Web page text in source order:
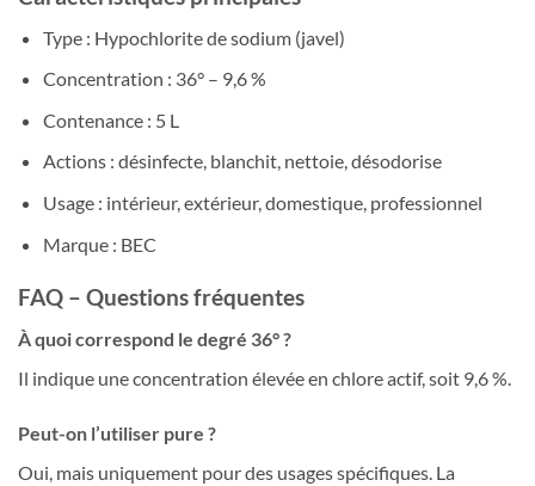
Type : Hypochlorite de sodium (javel)
Concentration : 36° – 9,6 %
Contenance : 5 L
Actions : désinfecte, blanchit, nettoie, désodorise
Usage : intérieur, extérieur, domestique, professionnel
Marque : BEC
FAQ – Questions fréquentes
À quoi correspond le degré 36° ?
Il indique une concentration élevée en chlore actif, soit 9,6 %.
Peut-on l’utiliser pure ?
Oui, mais uniquement pour des usages spécifiques. La